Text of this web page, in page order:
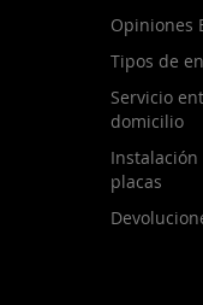
Opiniones
Tipos de
Servicio
domicilio
placas